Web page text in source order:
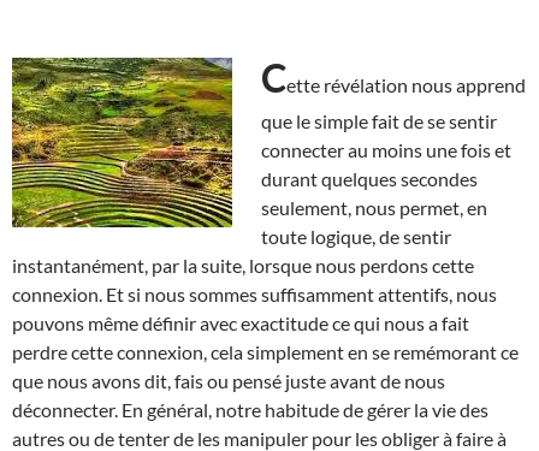
Cette révélation nous apprend
que le simple fait de se sentir
connecter au moins une fois et
durant quelques secondes
seulement, nous permet, en
toute logique, de sentir
instantanément, par la suite, lorsque nous perdons cette
connexion. Et si nous sommes suffisamment attentifs, nous
pouvons même définir avec exactitude ce qui nous a fait
perdre cette connexion, cela simplement en se remémorant ce
que nous avons dit, fais ou pensé juste avant de nous
déconnecter. En général, notre habitude de gérer la vie des
autres ou de tenter de les manipuler pour les obliger à faire à